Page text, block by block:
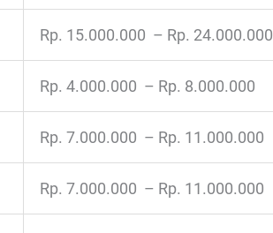
Rp. 15.000.000 – Rp. 24.000.000
Rp. 4.000.000 – Rp. 8.000.000
Rp. 7.000.000 – Rp. 11.000.000
Rp. 7.000.000 – Rp. 11.000.000